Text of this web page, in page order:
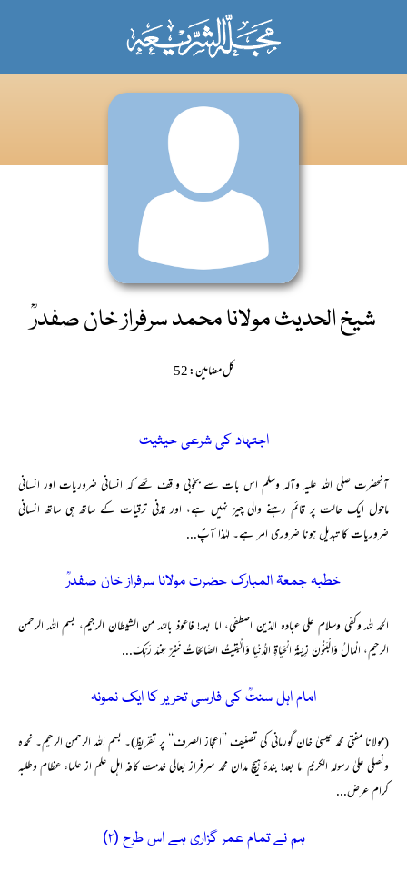
شیخ الحدیث مولانا محمد سرفراز خان صفدرؒ
کل مضامین: 52
اجتہاد کی شرعی حیثیت
آنحضرت صلی اللہ علیہ وآلہ وسلم اس بات سے بخوبی واقف تھے کہ انسانی ضروریات اور انسانی
ماحول ایک حالت پر قائم رہنے والی چیز نہیں ہے، اور تمدنی ترقیات کے ساتھ ہی ساتھ انسانی
ضروریات کا تبدیل ہونا ضروری امر ہے۔ لہٰذا آپؐ...
خطبہ جمعۃ المبارک حضرت مولانا سرفراز خان صفدرؒ
الحمد للہ وکفی وسلام علی عبادہ الذین اصطفی، اما بعد! فاعوذ باللہ من الشیطان الرجیم، بسم اللہ الرحمن
الرحیم، الْمَالُ وَالْبَنُونَ زِیْنَۃُ الْحَیَاۃِ الدُّنْیَا وَالْبٰقِیٰتُ الصَّالِحَاتُ خَیْْرٌ عِندَ رَبِّکَ...
امام اہل سنتؒ کی فارسی تحریر کا ایک نمونہ
(مولانا مفتی محمد عیسیٰ خان گورمانی کی تصنیف ’’اعجاز الصرف‘‘ پر تقریظ)۔ بسم اللہ الرحمن الرحیم۔ نحمدہ
ونصلی علیٰ رسولہ الکریم اما بعد! بندۂ ہیچ مدان محمد سرفراز بعالی خدمت کافہ اہل علم از علماء عظام وطلبہ
کرام عرض...
ہم نے تمام عمر گزاری ہے اس طرح (۲)